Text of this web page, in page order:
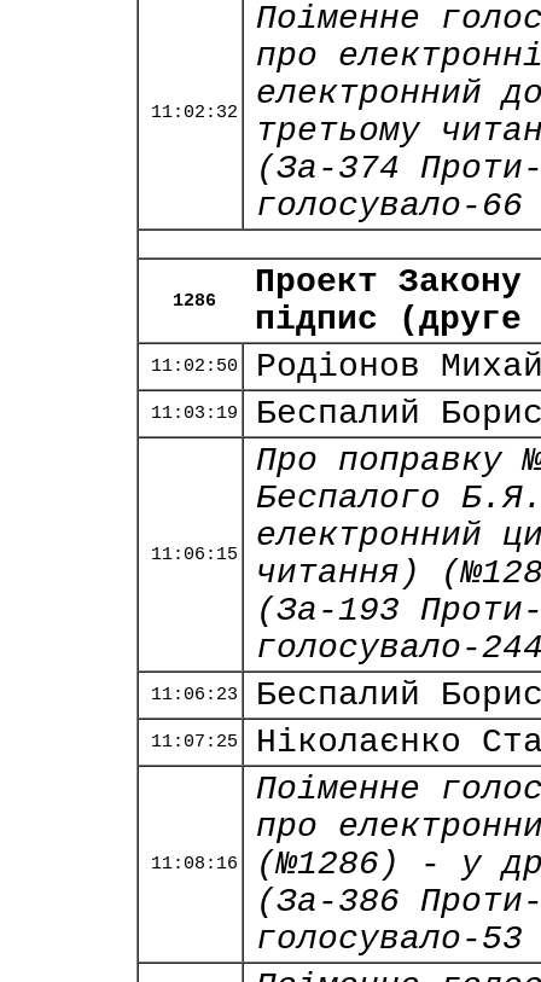
11:02:32
Поіменне
про
електронний
третьому
(За-374
голосувало-
1286
Проект Закону
підпис (друге
11:02:50 Родіонов
11:03:19 Беспалий
11:06:15
Про поправку
Беспалого
електронний
читання)
(За-193
голосувало-
11:06:23 Беспалий
11:07:25 Ніколаєнко
11:08:16
Поіменне
про
(№1286) - у
(За-386
голосувало-